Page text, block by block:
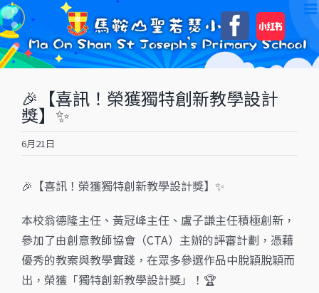
Skip
to
content
自
訂
🎉【喜訊！榮獲獨特創新教學設計
獎】✨
6月21日
🎉【喜訊！榮獲獨特創新教學設計獎】✨
本校翁德隆主任、黃冠峰主任、盧子謙主任積極創新，
參加了由創意教師協會（CTA）主辦的評審計劃，憑藉
優秀的教案與教學實踐，在眾多參選作品中脫穎脫穎而
出，榮獲「獨特創新教學設計獎」！🏆